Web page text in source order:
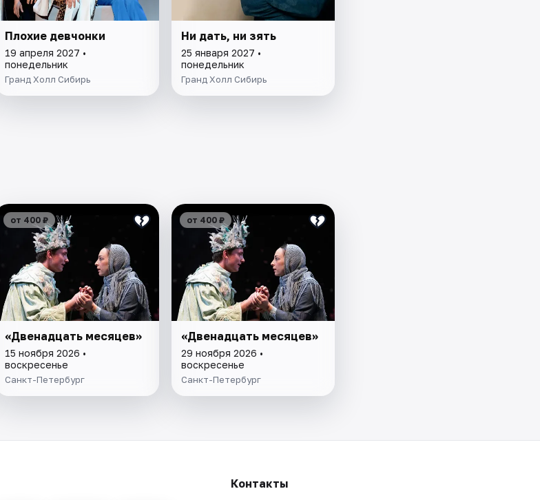
Плохие девчонки
19 апреля 2027 •
понедельник
Гранд Холл Сибирь
Ни дать, ни зять
25 января 2027 •
понедельник
Гранд Холл Сибирь
от 400 ₽
«Двенадцать месяцев»
15 ноября 2026 •
воскресенье
Санкт-Петербург
от 400 ₽
«Двенадцать месяцев»
29 ноября 2026 •
воскресенье
Санкт-Петербург
Контакты